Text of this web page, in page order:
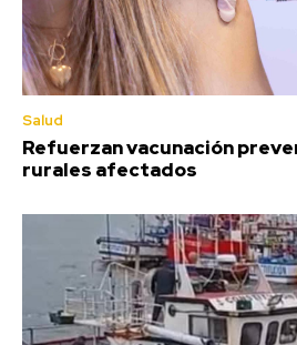
Salud
Refuerzan vacunación
rurales afectados